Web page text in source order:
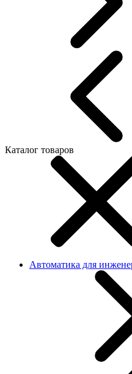
Каталог товаров
Автоматика для